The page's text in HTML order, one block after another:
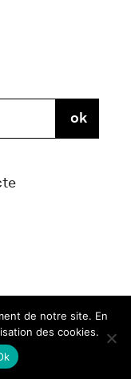
de notre site. En
des cookies.